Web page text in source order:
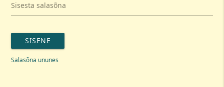
Sisesta salasõna
SISENE
Salasõna ununes